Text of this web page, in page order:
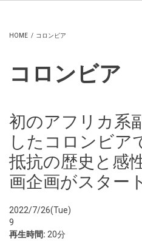
HOME / コロンビア
コロンビア
初のアフリカ系
したコロンビア
抵抗の歴史と感
画企画がスター
2022/7/26(Tue)
9
再生時間: 20分